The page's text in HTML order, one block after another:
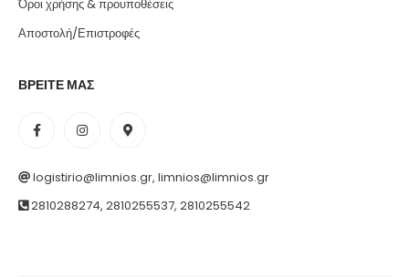
Όροι χρήσης & προυποθέσεις
Αποστολή/Επιστροφές
ΒΡΕΙΤΕ ΜΑΣ
logistirio@limnios.gr, limnios@limnios.gr
2810288274, 2810255537, 2810255542